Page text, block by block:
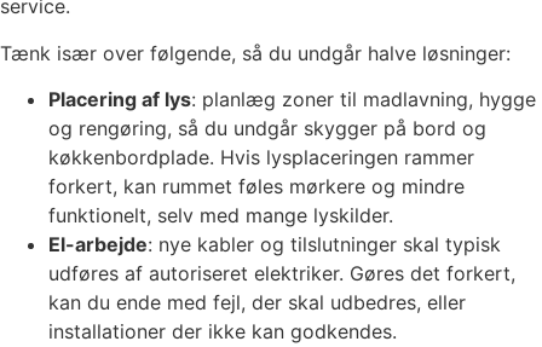
service.
Tænk især over følgende, så du undgår halve løsninger:
Placering af lys: planlæg zoner til madlavning, hygge
og rengøring, så du undgår skygger på bord og
køkkenbordplade. Hvis lysplaceringen rammer
forkert, kan rummet føles mørkere og mindre
funktionelt, selv med mange lyskilder.
El-arbejde: nye kabler og tilslutninger skal typisk
udføres af autoriseret elektriker. Gøres det forkert,
kan du ende med fejl, der skal udbedres, eller
installationer der ikke kan godkendes.